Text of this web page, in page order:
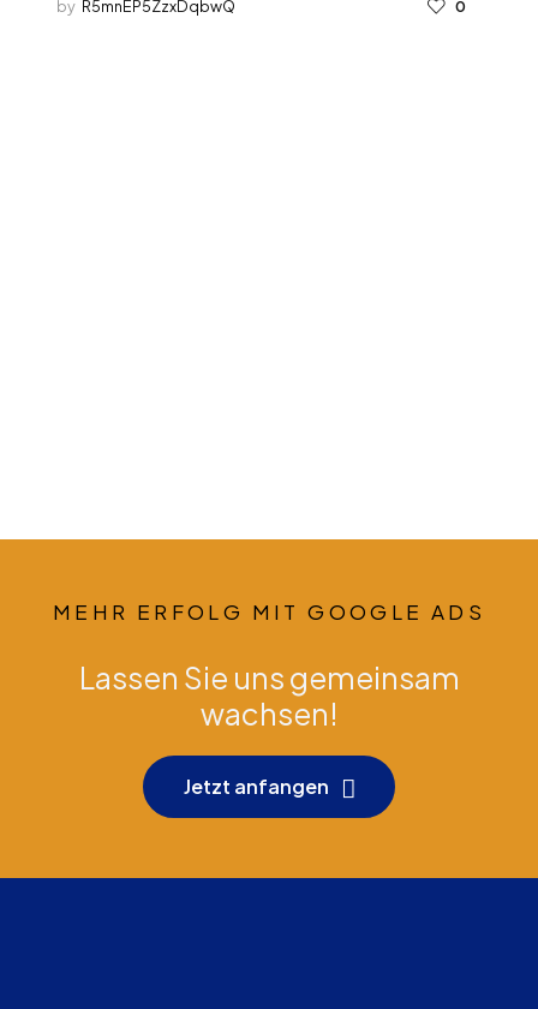
by R5mnEP5ZzxDqbwQ 0
MEHR ERFOLG MIT GOOGLE ADS
Lassen Sie uns gemeinsam
wachsen!
Jetzt anfangen